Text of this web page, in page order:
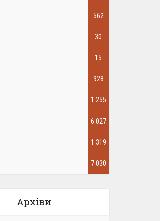
562
30
15
928
1 255
6 027
1 319
7 030
Архіви